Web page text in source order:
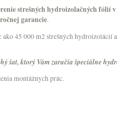
strešných hydroizolačných fólií
garancie.
ako 45 000 m2 strešných
šat, ktorý Vám zaručia špeciálne
montážnych prác.